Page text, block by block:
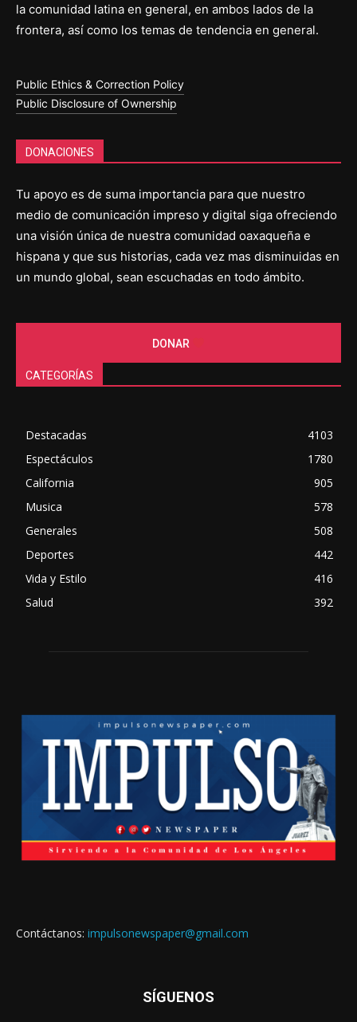
la comunidad latina en general, en ambos lados de la
frontera, así como los temas de tendencia en general.
Public Ethics & Correction Policy
Public Disclosure of Ownership
DONACIONES
Tu apoyo es de suma importancia para que nuestro
medio de comunicación impreso y digital siga ofreciendo
una visión única de nuestra comunidad oaxaqueña e
hispana y que sus historias, cada vez mas disminuidas en
un mundo global, sean escuchadas en todo ámbito.
DONAR
CATEGORÍAS
Destacadas
4103
Espectáculos
1780
California
905
Musica
578
Generales
508
Deportes
442
Vida y Estilo
416
Salud
392
Contáctanos: impulsonewspaper@gmail.com
SÍGUENOS